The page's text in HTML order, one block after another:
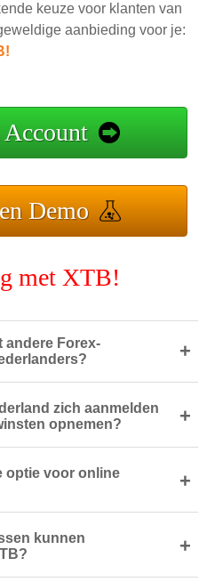
keuze voor klanten van
aanbieding voor je:
Account
Demo
met XTB!
andere Forex-
+
zich aanmelden
opnemen?
+
optie voor online
+
kunnen
+